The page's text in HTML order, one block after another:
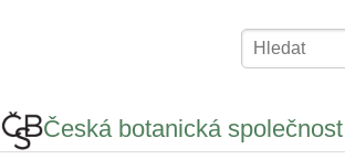
Hledat
Česká botanická společnost